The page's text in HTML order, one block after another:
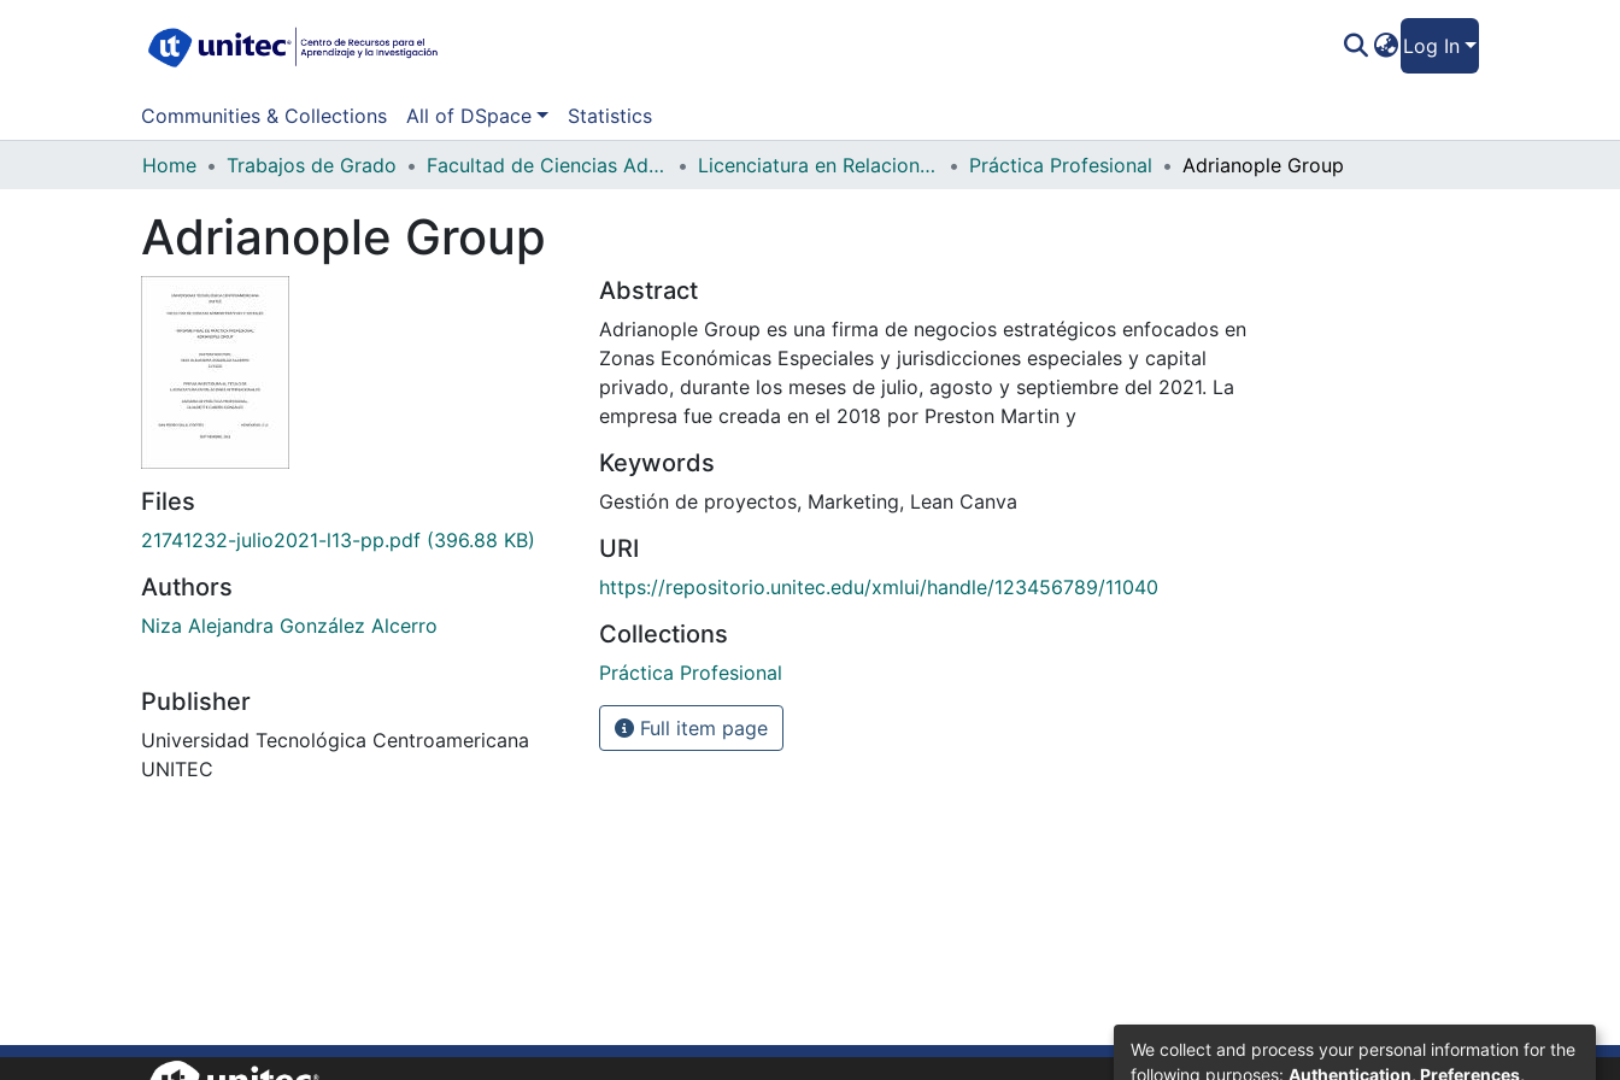
Log In
Communities & Collections All of DSpace Statistics
Home Trabajos de Grado Facultad de Ciencias Administrativas y Sociales Licenciatura en Relaciones Internacionales Práctica Profesional Adrianople Group
Adrianople Group
Files
21741232-julio2021-l13-pp.pdf (396.88 KB)
Authors
Niza Alejandra González Alcerro
Publisher
Universidad Tecnológica Centroamericana
UNITEC
Abstract
Adrianople Group es una firma de negocios estratégicos enfocados en
Zonas Económicas Especiales y jurisdicciones especiales y capital
privado, durante los meses de julio, agosto y septiembre del 2021. La
empresa fue creada en el 2018 por Preston Martin y
Keywords
Gestión de proyectos, Marketing, Lean Canva
URI
https://repositorio.unitec.edu/xmlui/handle/123456789/11040
Collections
Práctica Profesional
Full item page
We collect and process your personal information for the
following purposes: Authentication, Preferences,